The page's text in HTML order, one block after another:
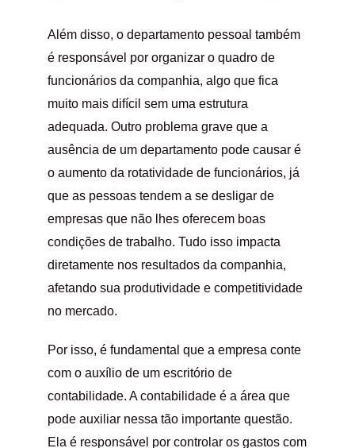
Além disso, o departamento pessoal também
é responsável por organizar o quadro de
funcionários da companhia, algo que fica
muito mais difícil sem uma estrutura
adequada. Outro problema grave que a
ausência de um departamento pode causar é
o aumento da rotatividade de funcionários, já
que as pessoas tendem a se desligar de
empresas que não lhes oferecem boas
condições de trabalho. Tudo isso impacta
diretamente nos resultados da companhia,
afetando sua produtividade e competitividade
no mercado.
Por isso, é fundamental que a empresa conte
com o auxílio de um escritório de
contabilidade. A contabilidade é a área que
pode auxiliar nessa tão importante questão.
Ela é responsável por controlar os gastos com